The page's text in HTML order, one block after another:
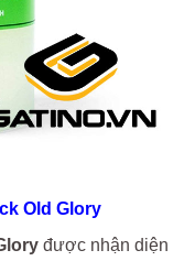
Old Glory
được nhận diện